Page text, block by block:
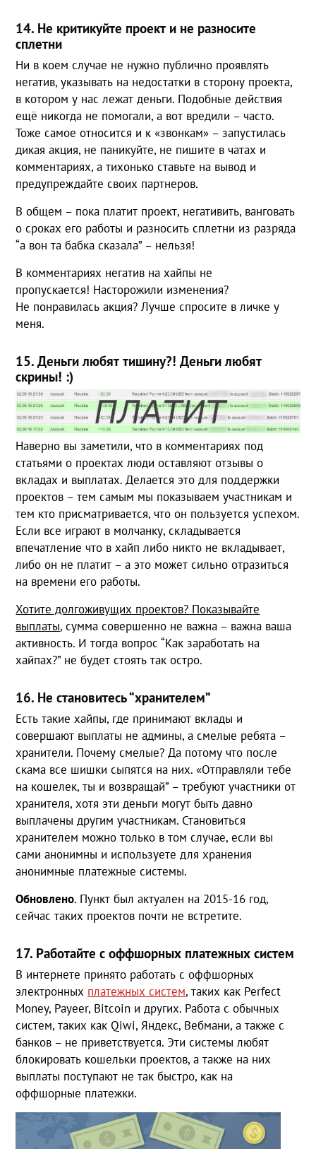
14. Не критикуйте проект и не разносите
сплетни
Ни в коем случае не нужно публично проявлять
негатив, указывать на недостатки в сторону проекта,
в котором у нас лежат деньги. Подобные действия
ещё никогда не помогали, а вот вредили – часто.
Тоже самое относится и к «звонкам» – запустилась
дикая акция, не паникуйте, не пишите в чатах и
комментариях, а тихонько ставьте на вывод и
предупреждайте своих партнеров.
В общем – пока платит проект, негативить, ванговать
о сроках его работы и разносить сплетни из разряда
“а вон та бабка сказала” – нельзя!
В комментариях негатив на хайпы не
пропускается! Насторожили изменения?
Не понравилась акция? Лучше спросите в личке у
меня.
15. Деньги любят тишину?! Деньги любят
скрины! :)
Наверно вы заметили, что в комментариях под
статьями о проектах люди оставляют отзывы о
вкладах и выплатах. Делается это для поддержки
проектов – тем самым мы показываем участникам и
тем кто присматривается, что он пользуется успехом.
Если все играют в молчанку, складывается
впечатление что в хайп либо никто не вкладывает,
либо он не платит – а это может сильно отразиться
на времени его работы.
Хотите долгоживущих проектов? Показывайте
выплаты, сумма совершенно не важна – важна ваша
активность. И тогда вопрос “Как заработать на
хайпах?” не будет стоять так остро.
16. Не становитесь “хранителем”
Есть такие хайпы, где принимают вклады и
совершают выплаты не админы, а смелые ребята –
хранители. Почему смелые? Да потому что после
скама все шишки сыпятся на них. «Отправляли тебе
на кошелек, ты и возвращай” – требуют участники от
хранителя, хотя эти деньги могут быть давно
выплачены другим участникам. Становиться
хранителем можно только в том случае, если вы
сами анонимны и используете для хранения
анонимные платежные системы.
Обновлено. Пункт был актуален на 2015-16 год,
сейчас таких проектов почти не встретите.
17. Работайте с оффшорных платежных систем
В интернете принято работать с оффшорных
электронных платежных систем, таких как Perfect
Money, Payeer, Bitcoin и других. Работа с обычных
систем, таких как Qiwi, Яндекс, Вебмани, а также с
банков – не приветствуется. Эти системы любят
блокировать кошельки проектов, а также на них
выплаты поступают не так быстро, как на
оффшорные платежки.